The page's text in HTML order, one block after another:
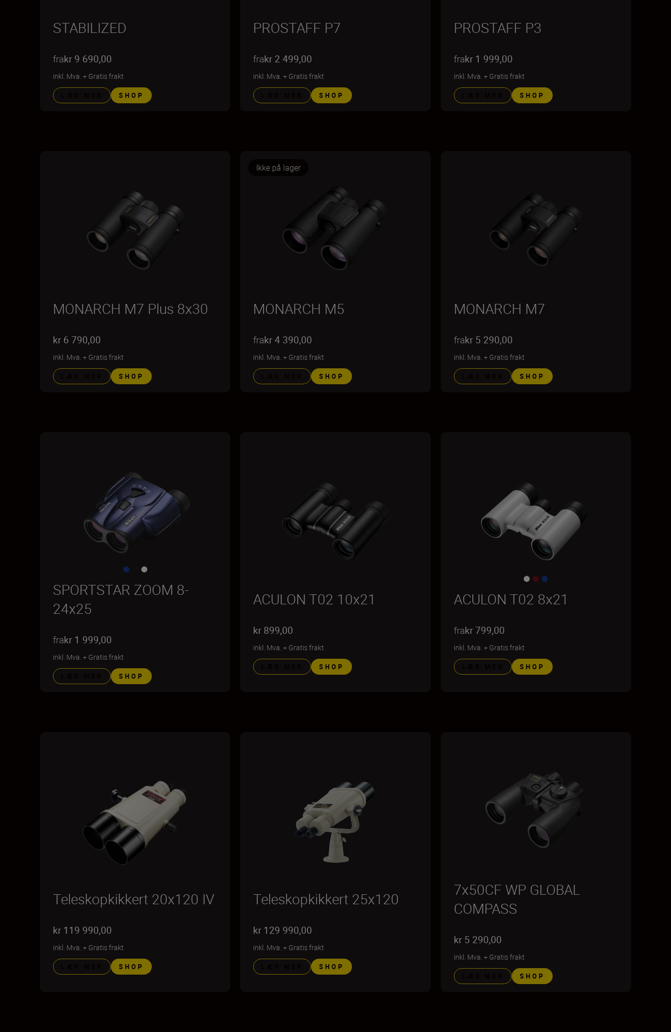
STABILIZED
frakr 9 690,00
inkl. Mva. + Gratis frakt
SHOP
PROSTAFF P7
frakr 2 499,00
inkl. Mva. + Gratis frakt
SHOP
PROSTAFF P3
frakr 1 999,00
inkl. Mva. + Gratis frakt
SHOP
MONARCH M7 Plus 8x30
kr 6 790,00
inkl. Mva. + Gratis frakt
SHOP
Ikke på lager
MONARCH M5
frakr 4 390,00
inkl. Mva. + Gratis frakt
SHOP
MONARCH M7
frakr 5 290,00
inkl. Mva. + Gratis frakt
SHOP
SPORTSTAR ZOOM 8-
24x25
frakr 1 999,00
inkl. Mva. + Gratis frakt
SHOP
ACULON T02 10x21
kr 899,00
inkl. Mva. + Gratis frakt
SHOP
ACULON T02 8x21
frakr 799,00
inkl. Mva. + Gratis frakt
SHOP
Teleskopkikkert 20x120 IV
kr 119 990,00
inkl. Mva. + Gratis frakt
SHOP
Teleskopkikkert 25x120
kr 129 990,00
inkl. Mva. + Gratis frakt
SHOP
7x50CF WP GLOBAL
COMPASS
kr 5 290,00
inkl. Mva. + Gratis frakt
SHOP